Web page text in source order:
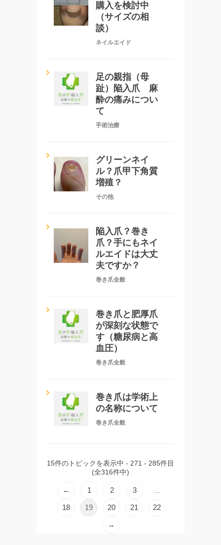
購入を検討中
（サイズの相
談）
ネイルエイド
足の親指（母
趾）陥入爪 麻
酔の痛みについ
て
手術治療
グリーンネイ
ル？爪甲下角質
増殖？
その他
陥入爪？巻き
爪？手にもネイ
ルエイドは大丈
夫ですか？
巻き爪全般
巻き爪と肥厚爪
が深刻な状態で
す（糖尿病と高
血圧）
巻き爪全般
巻き爪は学術上
の名称について
巻き爪全般
15件のトピックを表示中 - 271 - 285件目
(全316件中)
← 1 2 3
18 19 20 21 22
→